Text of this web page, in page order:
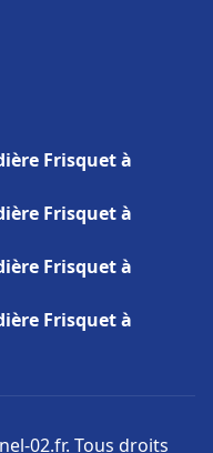
Frisquet à
Frisquet à
Frisquet à
Frisquet à
02.fr. Tous droits